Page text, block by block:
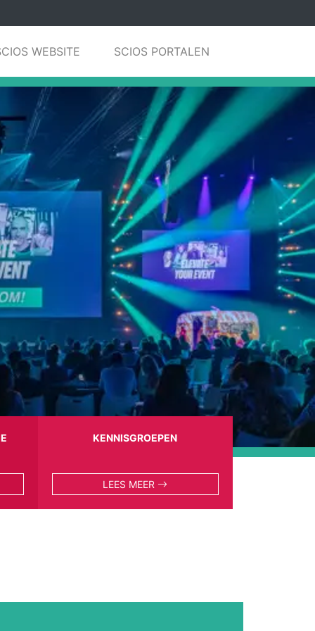
WEBSITE SCIOS PORTALEN
KENNISGROEPEN
LEES MEER